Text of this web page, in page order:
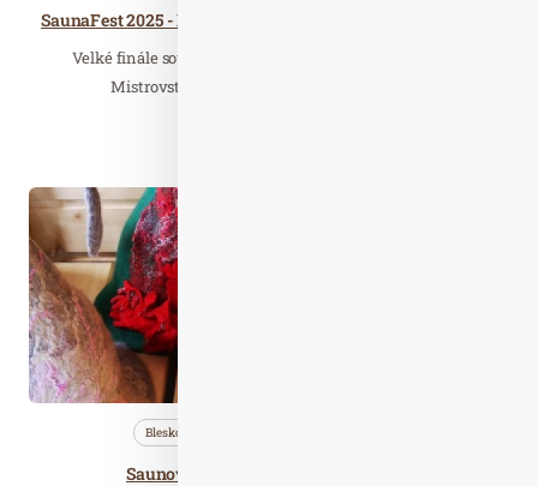
Velké finále soutěže jednotlivců a soutěž týmů v rámci
Mistrovství ČR saunových ceremoniálech,…
Bleskovky
Saunové klobouky a čepice do sauny